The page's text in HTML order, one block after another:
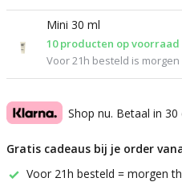
Mini 30 ml
10 producten op voorraad
Voor 21h besteld is
Shop nu. Betaal in
Gratis cadeaus bij je order
Voor 21h besteld = morgen